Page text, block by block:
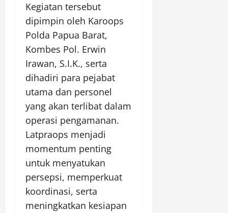
Kegiatan tersebut
dipimpin oleh Karoops
Polda Papua Barat,
Kombes Pol. Erwin
Irawan, S.I.K., serta
dihadiri para pejabat
utama dan personel
yang akan terlibat dalam
operasi pengamanan.
Latpraops menjadi
momentum penting
untuk menyatukan
persepsi, memperkuat
koordinasi, serta
meningkatkan kesiapan